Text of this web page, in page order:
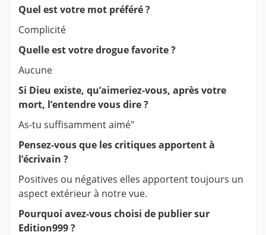
Quel est votre mot préféré ?
Complicité
Quelle est votre drogue favorite ?
Aucune
Si Dieu existe, qu’aimeriez-vous, après votre
mort, l’entendre vous dire ?
As-tu suffisamment aimé"
Pensez-vous que les critiques apportent à
l’écrivain ?
Positives ou négatives elles apportent toujours un
aspect extérieur à notre vue.
Pourquoi avez-vous choisi de publier sur
Edition999 ?